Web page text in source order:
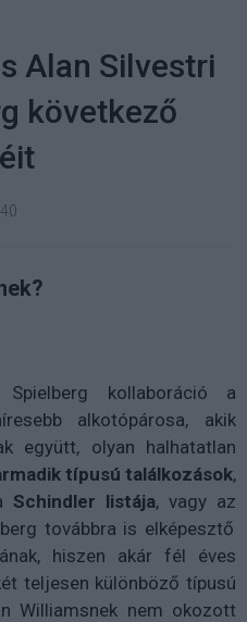
Alan Silvestri
következő
Spielberg kollaboráció a
alkotópárosa, akik
együtt, olyan halhatatlan
típusú találkozások,
Schindler listája, vagy az
továbbra is elképesztő
hiszen akár fél éves
teljesen különböző típusú
Williamsnek nem okozott